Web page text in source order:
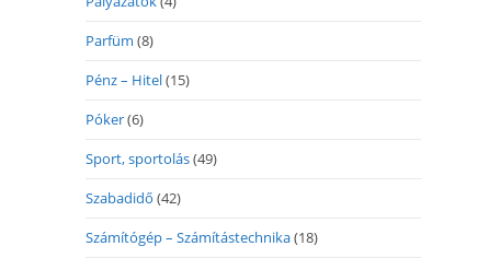
Parfüm (8)
Pénz – Hitel(15)
Póker(6)
Sport, sportolás(49)
Szabadidő (42)
Számítógép – Számítástechnika(18)